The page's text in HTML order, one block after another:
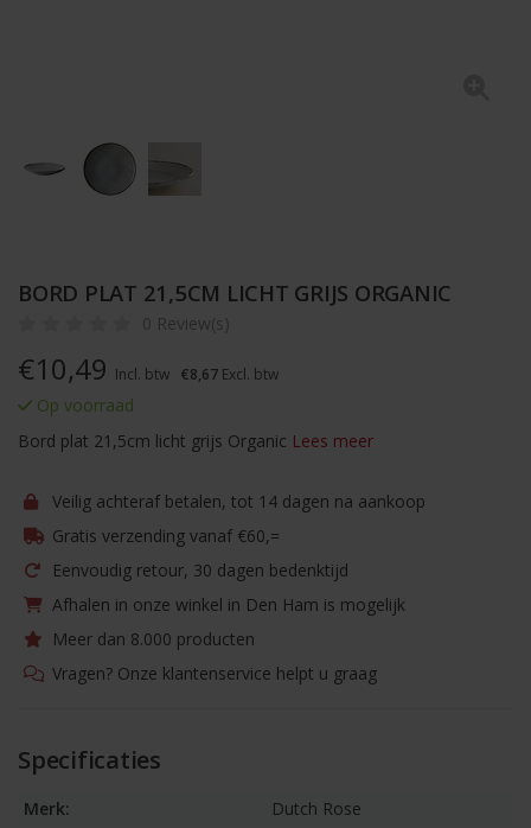
BORD PLAT 21,5CM LICHT GRIJS ORGANIC
0 Review(s)
€10,49 Incl. btw €8,67 Excl. btw
Op voorraad
Bord plat 21,5cm licht grijs Organic Lees meer
Veilig achteraf betalen, tot 14 dagen na aankoop
Gratis verzending vanaf €60,=
Eenvoudig retour, 30 dagen bedenktijd
Afhalen in onze winkel in Den Ham is mogelijk
Meer dan 8.000 producten
Vragen? Onze klantenservice helpt u graag
Specificaties
Merk:
Dutch Rose